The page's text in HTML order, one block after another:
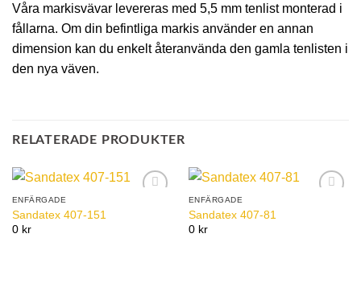
Våra markisvävar levereras med 5,5 mm tenlist monterad i
fållarna. Om din befintliga markis använder en annan
dimension kan du enkelt återanvända den gamla tenlisten i
den nya väven.
RELATERADE PRODUKTER
ENFÄRGADE
Sandatex 407-151
0 kr
ENFÄRGADE
Sandatex 407-81
0 kr